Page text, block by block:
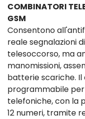
COMBINATORI
GSM
Consentono
reale segnalazioni
telesoccorso, ma
manomissioni,
batterie scariche.
programmabile
telefoniche, con la
12 numeri, tramite